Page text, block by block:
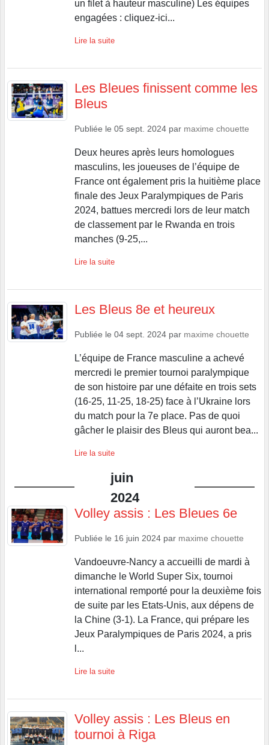
un filet à hauteur masculine) Les équipes
engagées : cliquez-ici...
Lire la suite
Les Bleues finissent comme les
Bleus
Publiée le 05 sept. 2024 par maxime chouette
Deux heures après leurs homologues
masculins, les joueuses de l’équipe de
France ont également pris la huitième place
finale des Jeux Paralympiques de Paris
2024, battues mercredi lors de leur match
de classement par le Rwanda en trois
manches (9-25,...
Lire la suite
Les Bleus 8e et heureux
Publiée le 04 sept. 2024 par maxime chouette
L’équipe de France masculine a achevé
mercredi le premier tournoi paralympique
de son histoire par une défaite en trois sets
(16-25, 11-25, 18-25) face à l’Ukraine lors
du match pour la 7e place. Pas de quoi
gâcher le plaisir des Bleus qui auront bea...
Lire la suite
juin
2024
Volley assis : Les Bleues 6e
Publiée le 16 juin 2024 par maxime chouette
Vandoeuvre-Nancy a accueilli de mardi à
dimanche le World Super Six, tournoi
international remporté pour la deuxième fois
de suite par les Etats-Unis, aux dépens de
la Chine (3-1). La France, qui prépare les
Jeux Paralympiques de Paris 2024, a pris
l...
Lire la suite
Volley assis : Les Bleus en
tournoi à Riga